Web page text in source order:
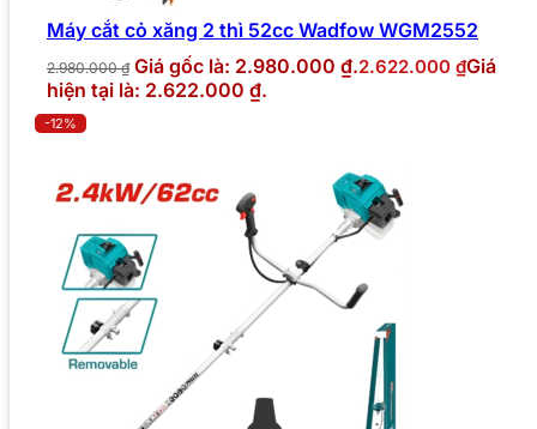
Máy cắt cỏ xăng 2 thì 52cc Wadfow WGM2552
2.980.000₫ Giá gốc là: 2.980.000 ₫.2.622.000 ₫Giá
hiện tại là: 2.622.000 ₫.
-12%